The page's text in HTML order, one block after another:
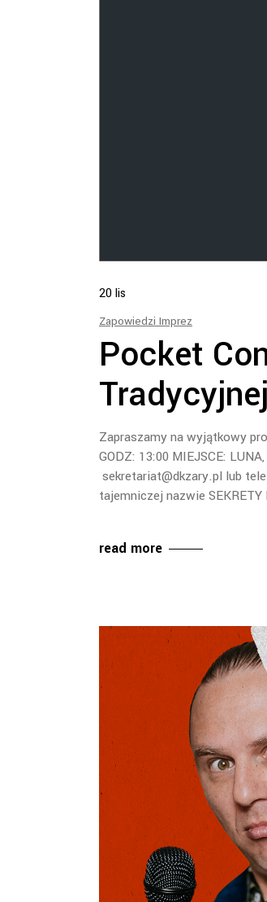
20lis
Zapowiedzi Imprez
Pocket
Zapraszamy na wyjątkowy
GODZ: 13:00 MIEJSCE:
sekretariat@dkzary.pl lub
tajemniczej nazwie SEKRETY
read more